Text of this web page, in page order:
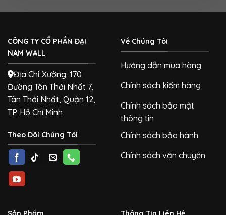
CÔNG TY CỔ PHẦN ĐẠI
NAM WALL
Địa Chỉ Xưởng: 170
Đường Tân Thới Nhất 7,
Tân Thới Nhất, Quận 12,
TP. Hồ Chí Minh
Theo Dõi Chúng Tôi
Về Chúng Tôi
Hướng dẫn mua hàng
Chính sách kiểm hàng
Chính sách bảo mật
thông tin
Chính sách bảo hành
Chính sách vận chuyển